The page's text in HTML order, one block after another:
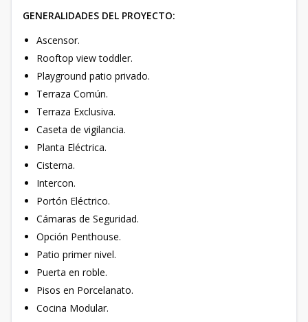
GENERALIDADES DEL PROYECTO:
Ascensor.
Rooftop view toddler.
Playground patio privado.
Terraza Común.
Terraza Exclusiva.
Caseta de vigilancia.
Planta Eléctrica.
Cisterna.
Intercon.
Portón Eléctrico.
Cámaras de Seguridad.
Opción Penthouse.
Patio primer nivel.
Puerta en roble.
Pisos en Porcelanato.
Cocina Modular.